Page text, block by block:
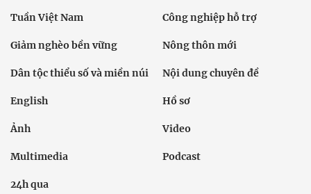
Tuần Việt Nam Công nghiệp hỗ trợ
Giảm nghèo bền vững Nông thôn mới
Dân tộc thiểu số và miền núi Nội dung chuyên đề
English Hồ sơ
Ảnh Video
Multimedia Podcast
24h qua